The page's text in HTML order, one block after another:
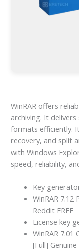
WinRAR offers
archiving. It
formats efficiently.
recovery, and split
with Windows
speed, reliability,
Key
WinRAR
Reddit FREE
License key
WinRAR
[Full] Genuine